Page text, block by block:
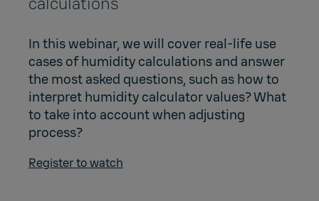
In this webinar, we will cover real-life use
cases of humidity calculations and answer
the most asked questions, such as how to
interpret humidity calculator values? What
to take into account when adjusting
process?
Register to watch